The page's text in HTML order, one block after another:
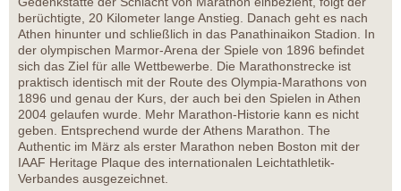
berüchtigte, 20 Kilometer lange Anstieg. Danach geht es nach
Athen hinunter und schließlich in das Panathinaikon Stadion. In
der olympischen Marmor-Arena der Spiele von 1896 befindet
sich das Ziel für alle Wettbewerbe. Die Marathonstrecke ist
praktisch identisch mit der Route des Olympia-Marathons von
1896 und genau der Kurs, der auch bei den Spielen in Athen
2004 gelaufen wurde. Mehr Marathon-Historie kann es nicht
geben. Entsprechend wurde der Athens Marathon. The
Authentic im März als erster Marathon neben Boston mit der
IAAF Heritage Plaque des internationalen Leichtathletik-
Verbandes ausgezeichnet.